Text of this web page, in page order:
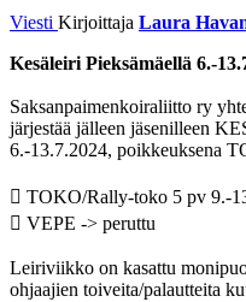
Viesti Kirjoittaja Laura
Kesäleiri Pieksämäellä 6.-
Saksanpaimenkoiraliitto ry
järjestää jälleen jäsenilleen
6.-13.7.2024, poikkeuksena
 TOKO/Rally-toko 5 pv 9.-
 VEPE -> peruttu
Leiriviikko on kasattu
ohjaajien toiveita/palautteita